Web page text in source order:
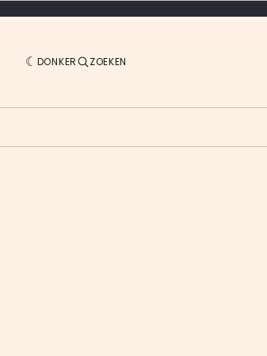
DONKER ZOEKEN